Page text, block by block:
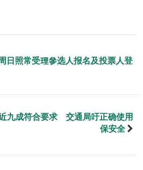
日照常受理參选人报名及投票人登
九成符合要求 交通局吁正确使用
保安全